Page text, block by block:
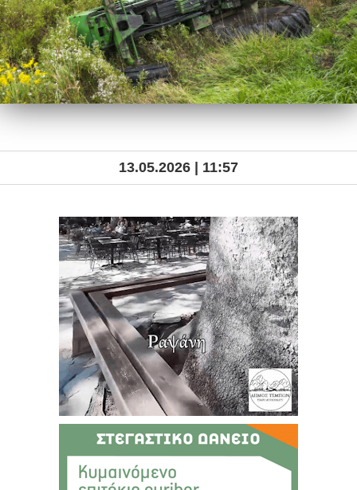
13.05.2026 | 11:57